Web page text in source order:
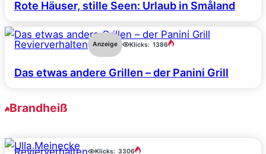
Rote Häuser, stille Seen: Urlaub in Småland
Revierverhalten Anzeige Klicks: 1386
Das etwas andere Grillen – der Panini Grill
Brandheiß
Revierverhalten Klicks: 3306